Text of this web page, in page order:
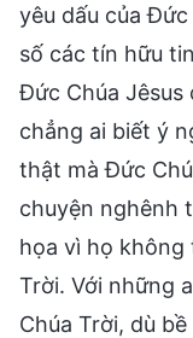
yêu dấu của
số các tín hữu
Đức Chúa Jêsus
chẳng ai biết ý
thật mà Đức
chuyện nghênh
họa vì họ
Trời. Với những
Chúa Trời, dù